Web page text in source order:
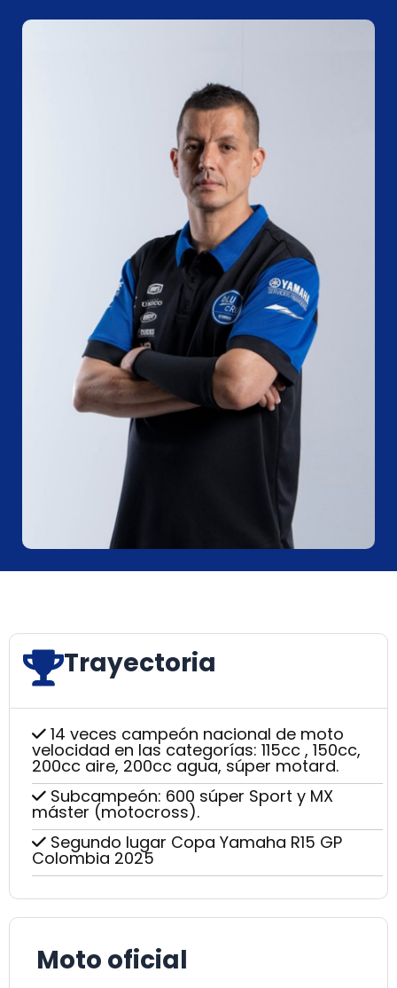
Trayectoria
14 veces campeón nacional de moto
velocidad en las categorías: 115cc , 150cc,
200cc aire, 200cc agua, súper motard.
Subcampeón: 600 súper Sport y MX
máster (motocross).
Segundo lugar Copa Yamaha R15 GP
Colombia 2025
Moto oficial